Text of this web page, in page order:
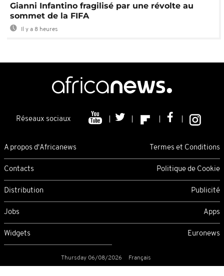
Gianni Infantino fragilisé par une révolte au
sommet de la FIFA
Il y a 8 heures
Réseaux sociaux
A propos d'Africanews Termes et Conditions
Contacts Politique de Cookie
Distribution Publicité
Jobs Apps
Widgets Euronews
Thursday 06/08/2026